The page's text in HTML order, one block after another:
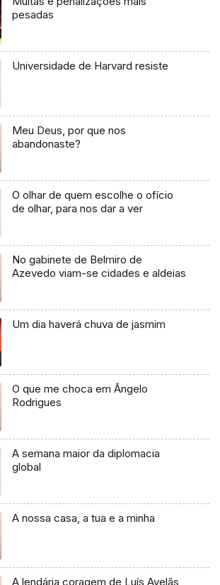
pesadas
Universidade de Harvard resiste
Meu Deus, por que nos
abandonaste?
O olhar de quem escolhe o ofício
de olhar, para nos dar a ver
No gabinete de Belmiro de
Azevedo viam-se cidades e aldeias
Um dia haverá chuva de jasmim
O que me choca em Ângelo
Rodrigues
A semana maior da diplomacia
global
A nossa casa, a tua e a minha
A lendária coragem de Luís Avelãs